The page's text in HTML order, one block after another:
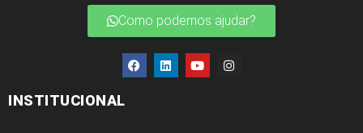
Como podemos ajudar?
INSTITUCIONAL